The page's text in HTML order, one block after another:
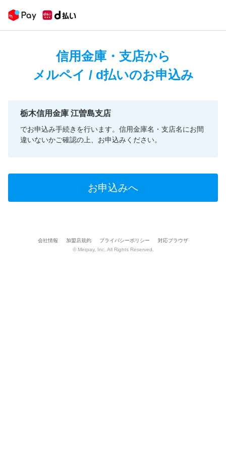
信用金庫・支店から
メルペイ / d払いのお申込み
栃木信用金庫 江曽島支店
でお申込み手続きを行います。信用金庫名・支店名にお間
違いないかご確認の上、お申込みください。
お申込みへ
会社情報 加盟店規約 プライバシーポリシー
対応ブラウザ
© Merpay, Inc. All Rights Reserved.